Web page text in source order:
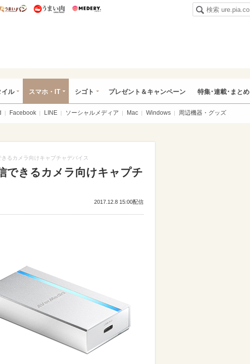
特集
まいめし うまいパン うまい肉
イル スマホ・IT シゴト プレゼント＆キャンペーン 特集･連載･まとめ
Facebook LINE ソーシャルメディア Mac Windows 周辺機器・グッズ
るカメラ向けキャプチャデバイス
できるカメラ向けキャプチ
2017.12.8 15:00配信